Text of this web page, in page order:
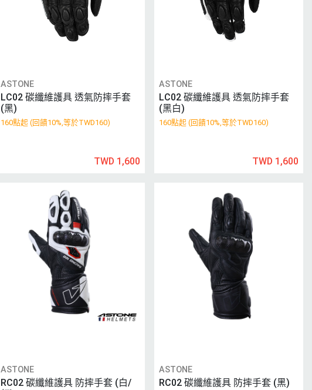
ASTONE
LC02 碳纖維護具 透氣防摔手套
(黑)
160點起 (回饋10%,等於TWD160)
TWD 1,600
ASTONE
LC02 碳纖維護具 透氣防摔手套
(黑白)
160點起 (回饋10%,等於TWD160)
TWD 1,600
ASTONE
RC02 碳纖維護具 防摔手套 (白/
ASTONE
RC02 碳纖維護具 防摔手套 (黑)